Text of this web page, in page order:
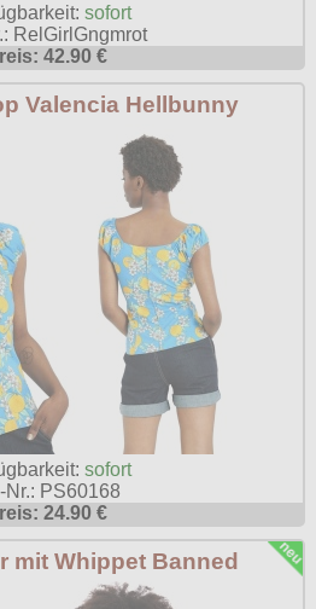
sofort
RelGirlGngmrot
42.90 €
Valencia Hellbunny
sofort
Nr.: PS60168
24.90 €
mit Whippet Banned